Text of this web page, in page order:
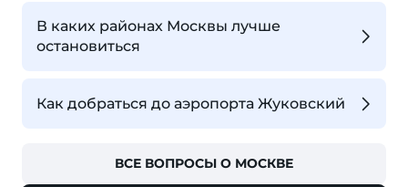
В каких районах Москвы лучше
остановиться
Как добраться до аэропорта Жуковский
ВСЕ ВОПРОСЫ О МОСКВЕ